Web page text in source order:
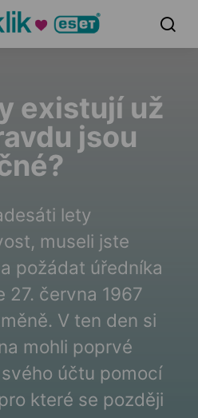
existují už
jsou
lety
museli jste
požádat úředníka
27. června 1967
V ten den si
mohli poprvé
účtu pomocí
které se později